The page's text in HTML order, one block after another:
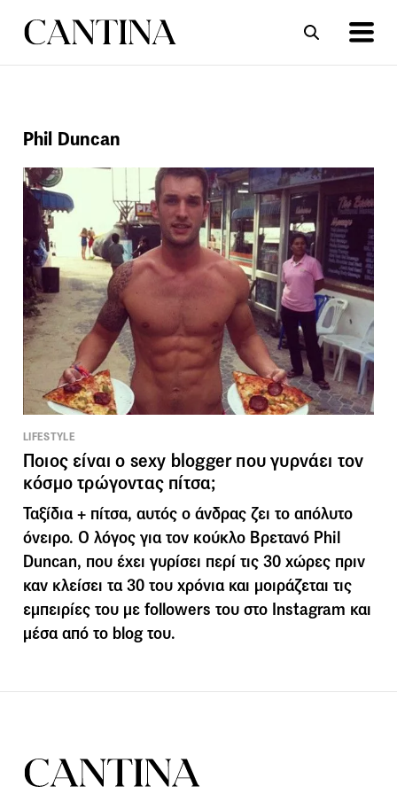
Phil Duncan
LIFESTYLE
Ποιος είναι ο sexy blogger που γυρνάει τον
κόσμο τρώγοντας πίτσα;
Ταξίδια + πίτσα, αυτός ο άνδρας ζει το απόλυτο
όνειρο. Ο λόγος για τον κούκλο Βρετανό Phil
Duncan, που έχει γυρίσει περί τις 30 χώρες πριν
καν κλείσει τα 30 του χρόνια και μοιράζεται τις
εμπειρίες του με followers του στο Instagram και
μέσα από το blog του.